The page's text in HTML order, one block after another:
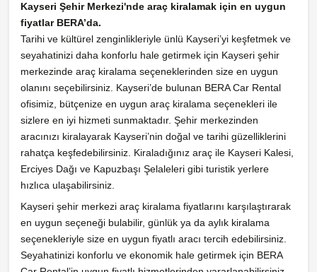
Kayseri Şehir Merkezi'nde araç kiralamak için en uygun
fiyatlar BERA’da.
Tarihi ve kültürel zenginlikleriyle ünlü Kayseri’yi keşfetmek ve
seyahatinizi daha konforlu hale getirmek için Kayseri şehir
merkezinde araç kiralama seçeneklerinden size en uygun
olanını seçebilirsiniz. Kayseri’de bulunan BERA Car Rental
ofisimiz, bütçenize en uygun araç kiralama seçenekleri ile
sizlere en iyi hizmeti sunmaktadır. Şehir merkezinden
aracınızı kiralayarak Kayseri’nin doğal ve tarihi güzelliklerini
rahatça keşfedebilirsiniz. Kiraladığınız araç ile Kayseri Kalesi,
Erciyes Dağı ve Kapuzbaşı Şelaleleri gibi turistik yerlere
hızlıca ulaşabilirsiniz.
Kayseri şehir merkezi araç kiralama fiyatlarını karşılaştırarak
en uygun seçeneği bulabilir, günlük ya da aylık kiralama
seçenekleriyle size en uygun fiyatlı aracı tercih edebilirsiniz.
Seyahatinizi konforlu ve ekonomik hale getirmek için BERA